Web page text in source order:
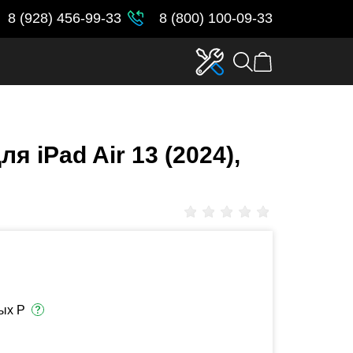
8 (928) 456-99-33 8 (800) 100-09-33
iPad Air 13 (2024),
Р